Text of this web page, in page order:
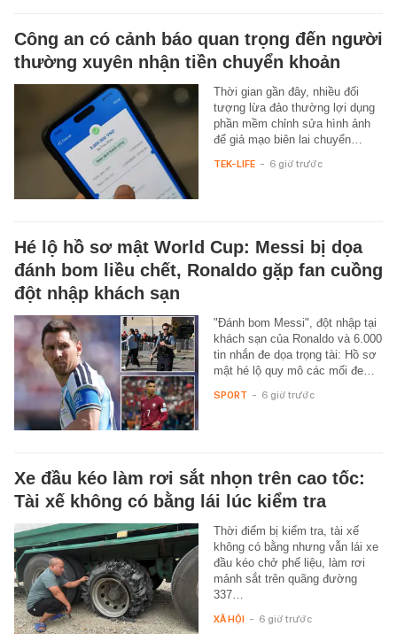
Công an có cảnh báo quan trọng đến người
thường xuyên nhận tiền chuyển khoản
Thời gian gần đây, nhiều đối
tượng lừa đảo thường lợi dụng
phần mềm chỉnh sửa hình ảnh
để giả mạo biên lai chuyển…
TEK-LIFE - 6 giờ trước
Hé lộ hồ sơ mật World Cup: Messi bị dọa
đánh bom liều chết, Ronaldo gặp fan cuồng
đột nhập khách sạn
"Đánh bom Messi", đột nhập tại
khách sạn của Ronaldo và 6.000
tin nhắn đe dọa trọng tài: Hồ sơ
mật hé lộ quy mô các mối đe…
SPORT - 6 giờ trước
Xe đầu kéo làm rơi sắt nhọn trên cao tốc:
Tài xế không có bằng lái lúc kiểm tra
Thời điểm bị kiểm tra, tài xế
không có bằng nhưng vẫn lái xe
đầu kéo chở phế liệu, làm rơi
mảnh sắt trên quãng đường
337…
XÃ HỘI - 6 giờ trước